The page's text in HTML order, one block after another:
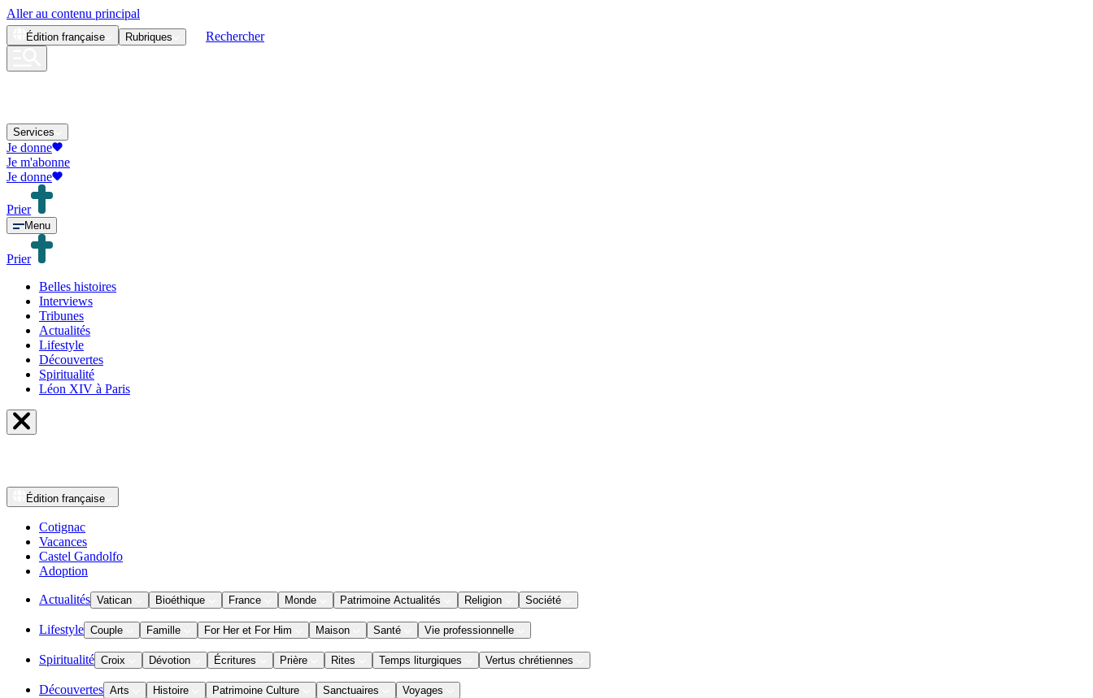
Aller au contenu principal
Édition française Rubriques Rechercher
Services
Je donne
Je m'abonne
Je donne
Prier
Menu
Prier
Belles histoires
Interviews
Tribunes
Actualités
Lifestyle
Découvertes
Spiritualité
Léon XIV à Paris
Édition française
Cotignac
Vacances
Castel Gandolfo
Adoption
Actualités Vatican Bioéthique France Monde Patrimoine Actualités Religion Société
Lifestyle Couple Famille For Her et For Him Maison Santé Vie professionnelle
Spiritualité Croix Dévotion Écritures Prière Rites Temps liturgiques Vertus chrétiennes
Découvertes Arts Histoire Patrimoine Culture Sanctuaires Voyages